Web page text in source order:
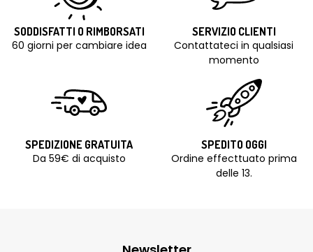
SODDISFATTI O RIMBORSATI
60 giorni per cambiare idea
SERVIZIO CLIENTI
Contattateci in qualsiasi
momento
SPEDIZIONE GRATUITA
Da 59€ di acquisto
SPEDITO OGGI
Ordine effecttuato prima
delle 13.